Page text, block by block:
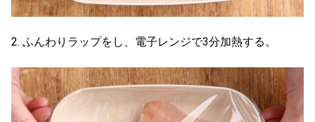
2. ふんわりラップをし、電子レンジで3分加熱する。